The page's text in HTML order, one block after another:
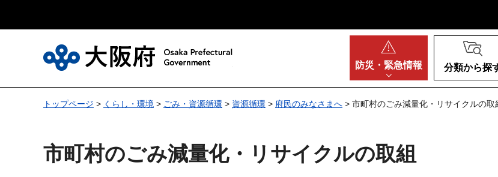
防災・ 緊急情報 分類から探
トップページ > くらし・環境 > ごみ・資源循環 > 資源循環 > 府民のみなさまへ > 市町村のごみ減量化・リサイクルの取
市町村のごみ減量化・リサイクルの取組